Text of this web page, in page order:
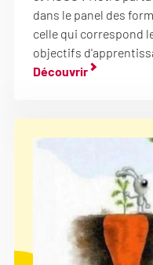
dans le panel des
celle qui correspond
objectifs
Découvrir